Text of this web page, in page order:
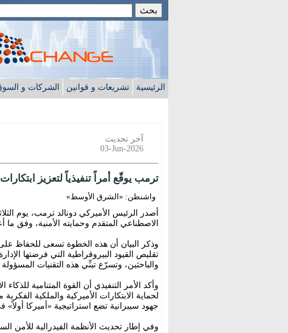
الرئيسية تشريعات و قوانين الشركات و
آخر تحديث
03-Jun-2026
ترمب يوقّع أمراً تنفيذياً لتعزيز
واشنطن: «الشرق الأوسط»
أصدر الرئيس الأميركي دونالد ترمب، يوم
الاصطناعي المتقدم وحمايته الأمنية، وفق ما
وذكر البيان أن هذه الخطوة تسعى للحفاظ على
تقليص القيود البيروقراطية التي فرضتها
والباحثين، وتسرّع تبنِّي هذه التقنيات
وأكد الأمر التنفيذي أن القوة المتنامية
لحماية الابتكارات الأميركية والملكية
جهود سيبرانية تضع استراتيجية «أميركا أولاً»